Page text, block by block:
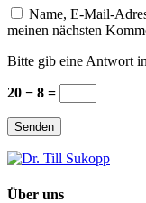
Name, E-Mail-
meinen nächsten
Bitte gib eine Antwort
20 − 8 =
Senden
Über uns